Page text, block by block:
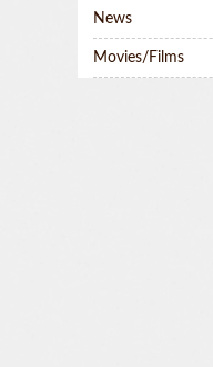
News
Movies/Films